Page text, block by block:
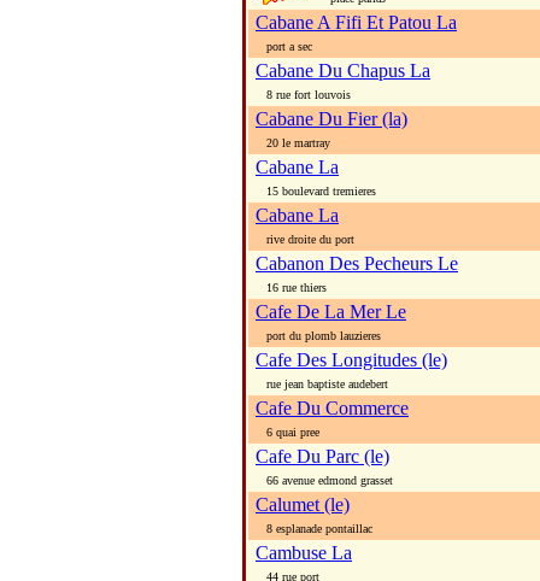
Cabane A Fifi Et Patou La
port a sec
Cabane Du Chapus La
8 rue fort louvois
Cabane Du Fier (la)
20 le martray
Cabane La
15 boulevard tremieres
Cabane La
rive droite du port
Cabanon Des Pecheurs Le
16 rue thiers
Cafe De La Mer Le
port du plomb lauzieres
Cafe Des Longitudes (le)
rue jean baptiste audebert
Cafe Du Commerce
6 quai pree
Cafe Du Parc (le)
66 avenue edmond grasset
Calumet (le)
8 esplanade pontaillac
Cambuse La
44 rue port